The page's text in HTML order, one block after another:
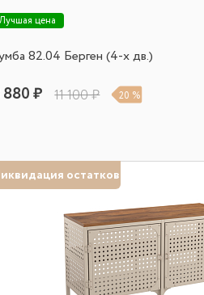
Лучшая цена
82.04 Берген (4-х дв.)
880 ₽ 11 100 ₽ 20 %
остатков